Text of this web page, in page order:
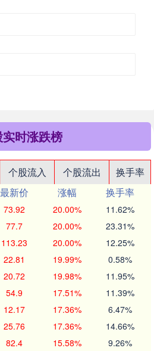
时涨跌榜
个股流入 个股流出
换手率
最新价 涨幅
换手率
73.92 20.00% 11.62%
77.7 20.00% 23.31%
113.23 20.00% 12.25%
22.81 19.99% 0.58%
20.72 19.98% 11.95%
54.9 17.51% 11.39%
12.17 17.36% 6.47%
25.76 17.36% 14.66%
82.4 15.58% 9.26%